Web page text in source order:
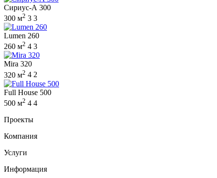
Сириус-А 300
300 м2 3 3
Lumen 260
260 м2 4 3
Mira 320
320 м2 4 2
Full House 500
500 м2 4 4
Проекты
Компания
Услуги
Информация